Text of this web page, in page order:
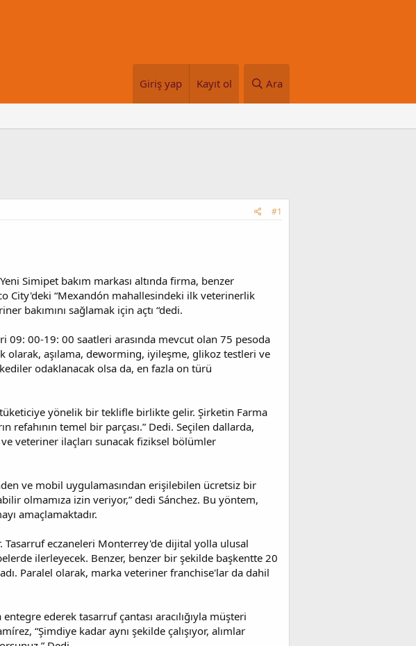
Giriş yap Kayıt ol Ara
#1
Simipet bakım markası altında firma, benzer
City'deki “Mexandón mahallesindeki ilk veterinerlik
bakımını sağlamak için açtı “dedi.
09: 00-19: 00 saatleri arasında mevcut olan 75 pesoda
olarak, aşılama, deworming, iyileşme, glikoz testleri ve
odaklanacak olsa da, en fazla on türü
yönelik bir teklifle birlikte gelir. Şirketin Farma
refahının temel bir parçası.” Dedi. Seçilen dallarda,
veteriner ilaçları sunacak fiziksel bölümler
ve mobil uygulamasından erişilebilen ücretsiz bir
olmamıza izin veriyor,” dedi Sánchez. Bu yöntem,
amaçlamaktadır.
Tasarruf eczaneleri Monterrey'de dijital yolla ulusal
ilerleyecek. Benzer, benzer bir şekilde başkentte 20
Paralel olarak, marka veteriner franchise'lar da dahil
ederek tasarruf çantası aracılığıyla müşteri
“Şimdiye kadar aynı şekilde çalışıyor, alımlar